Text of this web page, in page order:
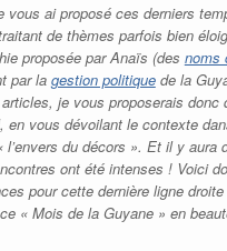
vous ai proposé ces derniers
de thèmes parfois bien
proposée par Anaïs (des noms
par la gestion politiquede la
je vous proposerais donc
en vous dévoilant le contexte
l’envers du décors ». Et il y aura
ont été intenses ! Voici
pour cette dernière ligne droite
« Mois de la Guyane » en